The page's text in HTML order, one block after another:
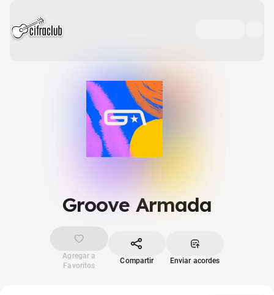
Groove Armada
Agregar a
Favoritos
Compartir Enviar acordes